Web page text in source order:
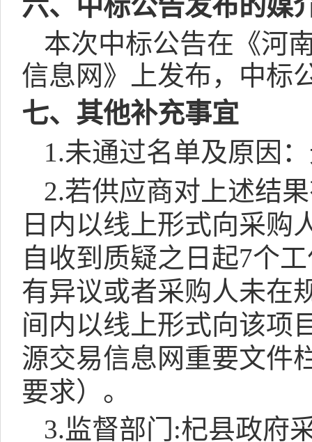
本次中标公告在《河
信息网》上发布，中标
七、其他补充事宜
1.未通过名单及原因
2.若供应商对上述结
日内以线上形式向采购
自收到质疑之日起7个
有异议或者采购人未在
间内以线上形式向该项
源交易信息网重要文件
要求）。
3.监督部门 :杞县政府